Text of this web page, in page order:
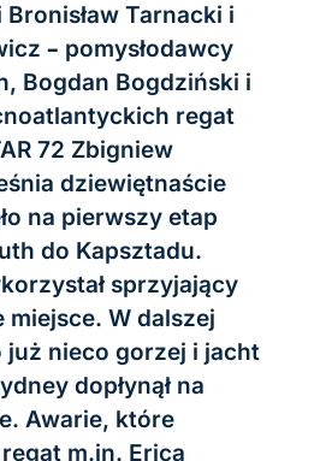
Bronisław Tarnacki i
– pomysłodawcy
Bogdan Bogdziński i
regat
72 Zbigniew
dziewiętnaście
na pierwszy etap
do Kapsztadu.
sprzyjający
miejsce. W dalszej
już nieco gorzej i jacht
dopłynął na
Awarie, które
m.in. Erica